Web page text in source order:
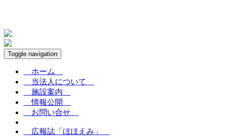
Toggle navigation
ホーム
当法人について
施設案内
情報公開
お問い合せ
広報誌「ほほえみ」